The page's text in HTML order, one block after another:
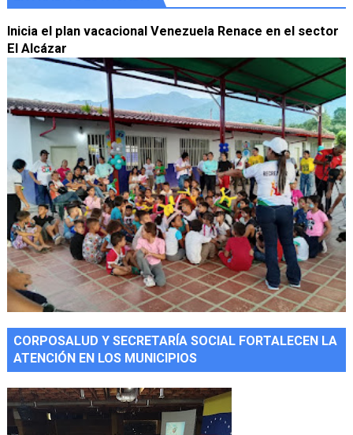
Inicia el plan vacacional Venezuela Renace en el sector
El Alcázar
CORPOSALUD Y SECRETARÍA SOCIAL FORTALECEN LA
ATENCIÓN EN LOS MUNICIPIOS